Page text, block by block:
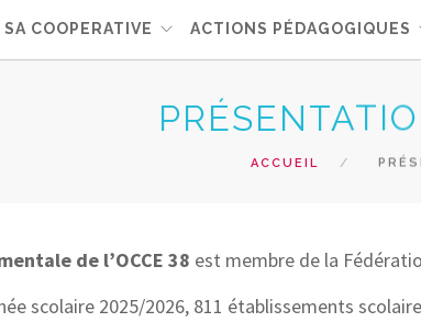
SA COOPERATIVE ACTIONS PÉDAGOGIQUES
ACCUEIL
de l’OCCE 38 est membre de la
scolaire 2025/2026, 811 établissements